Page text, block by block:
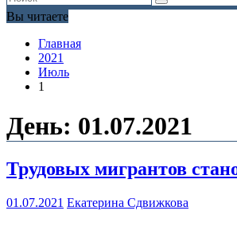
Вы читаете
Главная
2021
Июль
1
День: 01.07.2021
Трудовых мигрантов
01.07.2021 Екатерина Сдвижкова